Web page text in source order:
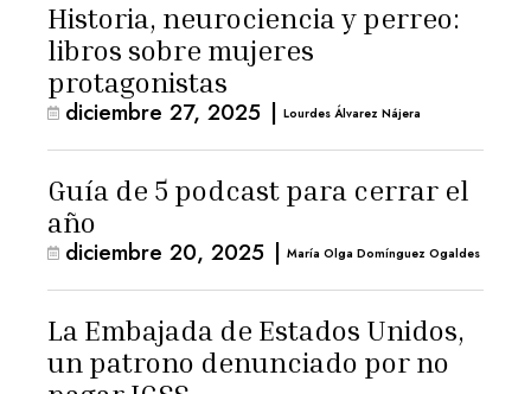
Historia, neurociencia y perreo:
libros sobre mujeres
protagonistas
diciembre 27, 2025 | Lourdes Álvarez Nájera
Guía de 5 podcast para cerrar el
año
diciembre 20, 2025 | María Olga Domínguez Ogaldes
La Embajada de Estados Unidos,
un patrono denunciado por no